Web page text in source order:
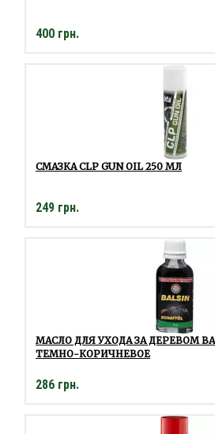
400 грн.
СМАЗКА CLP GUN OIL 250 МЛ
249 грн.
МАСЛО ДЛЯ УХОДА ЗА ДЕРЕВОМ
ТЕМНО-КОРИЧНЕВОЕ
286 грн.